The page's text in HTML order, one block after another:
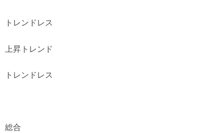
トレンドレス
上昇トレンド
トレンドレス
総合